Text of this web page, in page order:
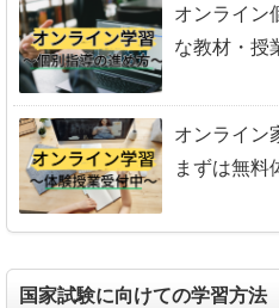
オンライ
な教材・授
オンライ
まずは無料
国家試験に向けての学習方法